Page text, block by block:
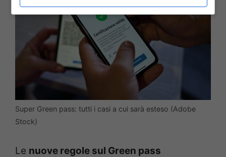
Super Green pass: tutti i casi a cui sarà esteso (Adobe
Stock)
Le nuove regole sul Green pass